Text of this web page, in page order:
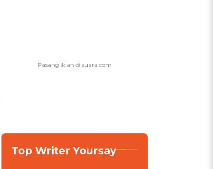
Top Writer Yoursay